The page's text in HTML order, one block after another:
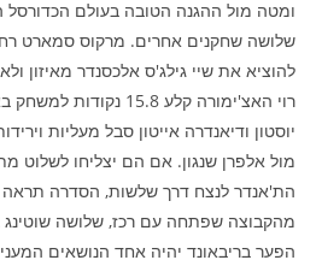
ומטה מול ההגנה הטובה בעולם
שלושה שחקנים אחרים. מרקוס סמארט
להוציא את שיי גילג'ס אלכסנדר מאיזון
רוי האצ'ימורה קלע 15.8
יוסטון ודיאנדרה אייטון סבל מעליות
מול אלפרן שנגון. אם הם יצליחו לשלוט
הת'אנדר לנצח דרך שלשות, הסדרה תראה
מהקבוצה שפתחה עם רכז, שלושה שוטינג
הפער בריבאונד יהיה אחד הנושאים